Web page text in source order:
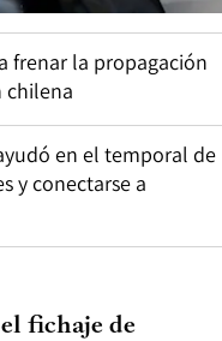
frenar la propagación
chilena
en el temporal de
y conectarse a
fichaje de